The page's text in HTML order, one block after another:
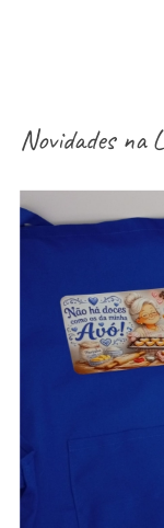
Novidades na
aventais
porta-